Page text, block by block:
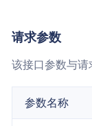
请求参数
该接口参数与
参数名称